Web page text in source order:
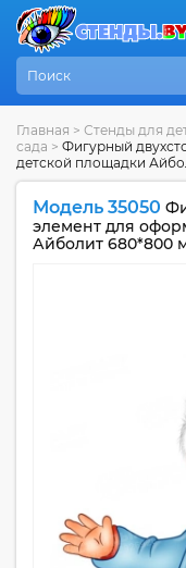
Главная > Стенды для
сада > Фигурный
детской площадки
Модель 35050
элемент для
Айболит 680*800